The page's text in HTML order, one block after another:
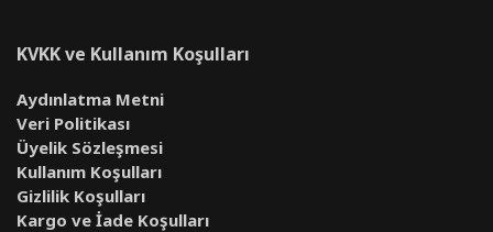
KVKK ve Kullanım Koşulları
Aydınlatma Metni
Veri Politikası
Üyelik Sözleşmesi
Kullanım Koşulları
Gizlilik Koşulları
Kargo ve İade Koşulları